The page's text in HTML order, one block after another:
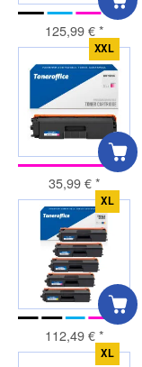
125,99 €*
XXL
35,99 €*
XL
112,49 €*
XL